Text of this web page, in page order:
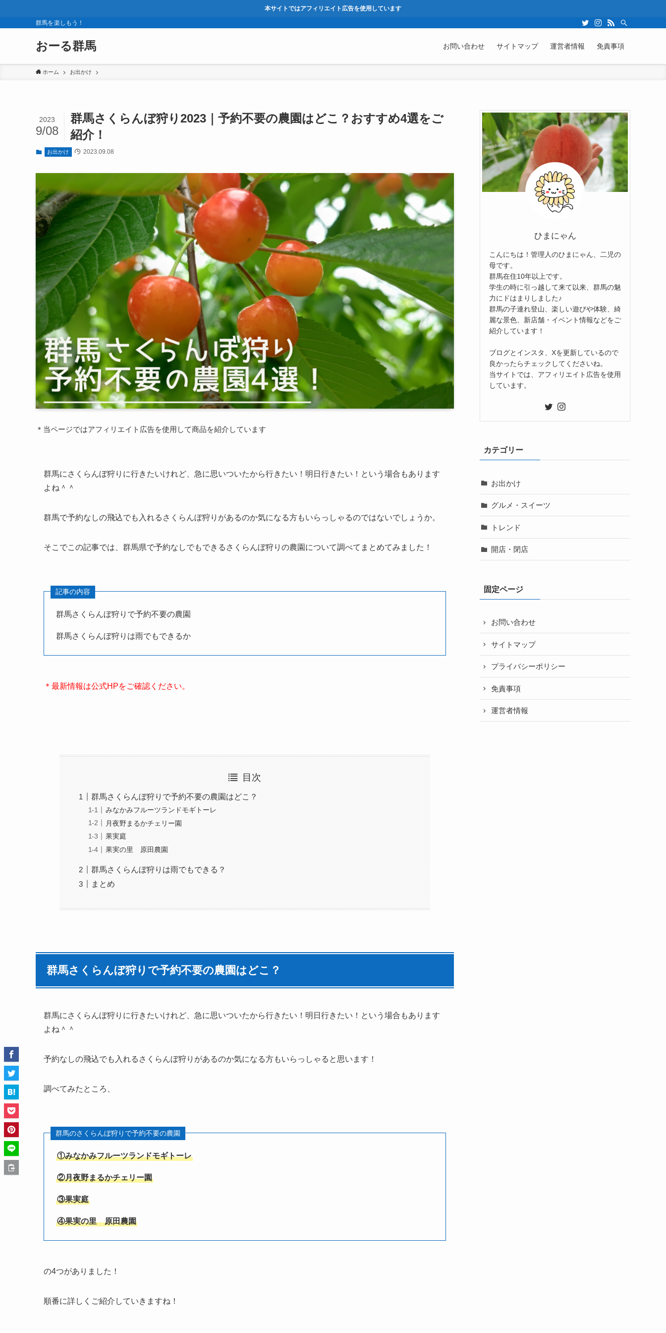
本サイトではアフィリエイト広告を使用しています
群馬を楽しもう！
おーる群馬 お問い合わせ サイトマップ 運営者情報 免責事項
ホーム お出かけ
群馬さくらんぼ狩り2023｜予約不要の農園はどこ？おすすめ4選をご
紹介！
2023
9/08
お出かけ 2023.09.08
＊当ページではアフィリエイト広告を使用して商品を紹介しています
群馬にさくらんぼ狩りに行きたいけれど、急に思いついたから行きたい！明日行きたい！という場合もあります
よね＾＾
群馬で予約なしの飛込でも入れるさくらんぼ狩りがあるのか気になる方もいらっしゃるのではないでしょうか。
そこでこの記事では、群馬県で予約なしでもできるさくらんぼ狩りの農園について調べてまとめてみました！
記事の内容
群馬さくらんぼ狩りで予約不要の農園
群馬さくらんぼ狩りは雨でもできるか
＊最新情報は公式HPをご確認ください。
目次
群馬さくらんぼ狩りで予約不要の農園はどこ？
みなかみフルーツランドモギトーレ
月夜野まるかチェリー園
果実庭
果実の里 原田農園
群馬さくらんぼ狩りは雨でもできる？
まとめ
群馬さくらんぼ狩りで予約不要の農園はどこ？
群馬にさくらんぼ狩りに行きたいけれど、急に思いついたから行きたい！明日行きたい！という場合もあります
よね＾＾
予約なしの飛込でも入れるさくらんぼ狩りがあるのか気になる方もいらっしゃると思います！
調べてみたところ、
群馬のさくらんぼ狩りで予約不要の農園
①みなかみフルーツランドモギトーレ
②月夜野まるかチェリー園
③果実庭
④果実の里 原田農園
の4つがありました！
順番に詳しくご紹介していきますね！
ひまにゃん
こんにちは！管理人のひまにゃん、二児の
母です。
群馬在住10年以上です。
学生の時に引っ越して来て以来、群馬の魅
力にドはまりしました♪
群馬の子連れ登山、楽しい遊びや体験、綺
麗な景色、新店舗・イベント情報などをご
紹介しています！
ブログとインスタ、Xを更新しているので
良かったらチェックしてくださいね。
当サイトでは、アフィリエイト広告を使用
しています。
カテゴリー
お出かけ
グルメ・スイーツ
トレンド
開店・閉店
固定ページ
お問い合わせ
サイトマップ
プライバシーポリシー
免責事項
運営者情報